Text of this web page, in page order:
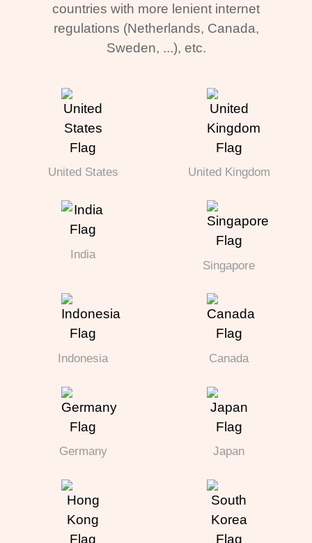
countries with more lenient internet
regulations (Netherlands, Canada,
Sweden, ...), etc.
United States United Kingdom
India
Singapore
Indonesia Canada
Germany Japan